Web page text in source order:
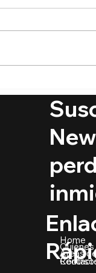
de
Home
Áreas